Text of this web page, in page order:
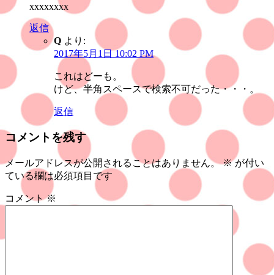
xxxxxxxx
返信
Q より:
2017年5月1日 10:02 PM
これはどーも。
けど、半角スペースで検索不可だった・・・。
返信
コメントを残す
メールアドレスが公開されることはありません。 ※が付い
ている欄は必須項目です
コメント※